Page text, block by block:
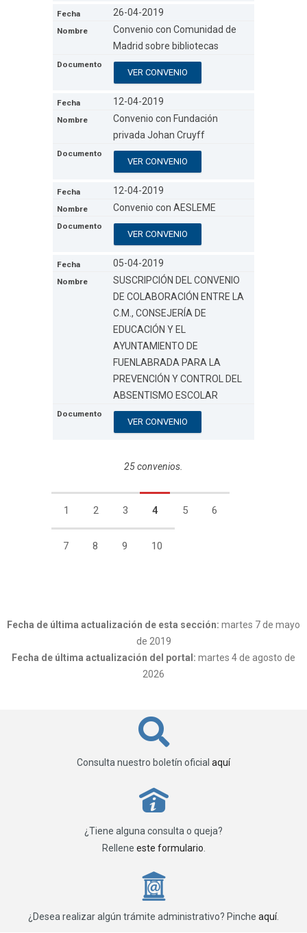
26-04-2019
Convenio con Comunidad de
Madrid sobre bibliotecas
VER CONVENIO
12-04-2019
Convenio con Fundación
privada Johan Cruyff
VER CONVENIO
12-04-2019
Convenio con AESLEME
VER CONVENIO
05-04-2019
SUSCRIPCIÓN DEL CONVENIO
DE COLABORACIÓN ENTRE LA
C.M., CONSEJERÍA DE
EDUCACIÓN Y EL
AYUNTAMIENTO DE
FUENLABRADA PARA LA
PREVENCIÓN Y CONTROL DEL
ABSENTISMO ESCOLAR
VER CONVENIO
25 convenios.
1 2 3 4 5 6
7 8 9 10
Fecha de última actualización de esta sección: martes 7 de mayo
de 2019
Fecha de última actualización del portal: martes 4 de agosto de
2026
Consulta nuestro boletín oficial aquí
P
¿Tiene alguna consulta o queja?
Rellene este formulario
_
¿Desea realizar algún trámite administrativo? Pinche aquí.